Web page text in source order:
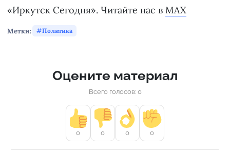
«Иркутск Сегодня». Читайте нас в MAX
Метки: Политика
Оцените материал
Всего голосов: 0
0 0 0 0